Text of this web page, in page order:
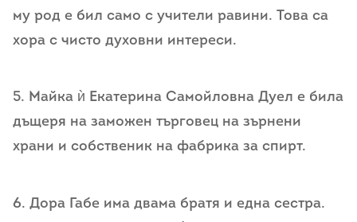
му род е бил само с учители равини. Това са
хора с чисто духовни интереси.
5. Майка ѝ Екатерина Самойловна Дуел е била
дъщеря на заможен търговец на зърнени
храни и собственик на фабрика за спирт.
6. Дора Габе има двама братя и една сестра.